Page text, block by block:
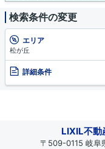
検索条件の変更
エリア
松が丘
詳細条件
LIXIL不動
〒509-0115 岐阜